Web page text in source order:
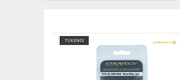
TÜKENDİ